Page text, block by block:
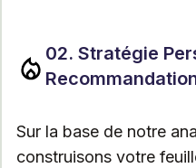
02. Stratégie
Sur la base de notre
construisons votre